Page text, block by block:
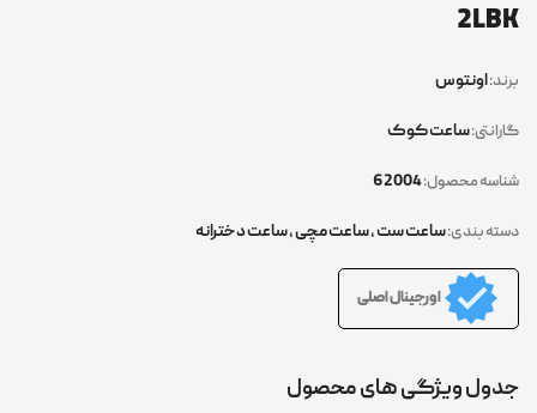
2LBK
برند:اونتوس
گارانتی:ساعت کوک
شناسه محصول:
دسته بندی:ساعت ست,ساعت مچی,ساعت دخترانه
اورجینال اصلی
جدول ویژگی های محصول